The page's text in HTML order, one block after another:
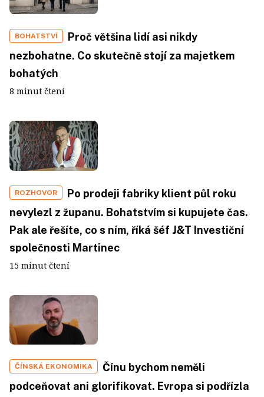
BOHATSTVÍ
Proč většina lidí asi nikdy
nezbohatne. Co skutečně stojí za majetkem
bohatých
8 minut čtení
ROZHOVOR
Po prodeji fabriky klient půl roku
nevylezl z županu. Bohatstvím si kupujete čas.
Pak ale řešíte, co s ním, říká šéf J&T Investiční
společnosti Martinec
15 minut čtení
ČÍNSKÁ EKONOMIKA
Čínu bychom neměli
podceňovat ani glorifikovat. Evropa si podřízla